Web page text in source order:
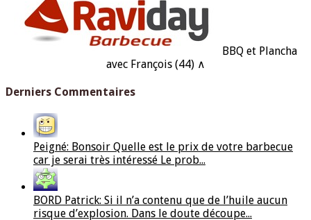
BBQ et Plancha
avec François (44) ∧
Derniers Commentaires
Peigné: Bonsoir Quelle est le prix de votre barbecue
car je serai très intéressé Le prob...
BORD Patrick: Si il n’a contenu que de l’huile aucun
risque d’explosion. Dans le doute découpe...